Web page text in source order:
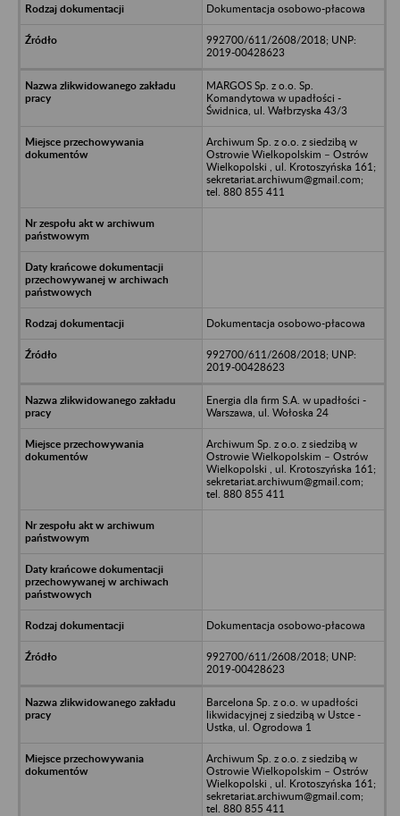
Dokumentacja osobowo-płacowa
992700/611/2608/2018; UNP:
2019-00428623
MARGOS Sp. z o.o. Sp.
Komandytowa w upadłości -
Świdnica, ul. Wałbrzyska 43/3
Archiwum Sp. z o.o. z siedzibą w
Ostrowie Wielkopolskim – Ostrów
Wielkopolski , ul. Krotoszyńska 161;
sekretariat.archiwum@gmail.com;
tel. 880 855 411
Dokumentacja osobowo-płacowa
992700/611/2608/2018; UNP:
2019-00428623
Energia dla firm S.A. w upadłości -
Warszawa, ul. Wołoska 24
Archiwum Sp. z o.o. z siedzibą w
Ostrowie Wielkopolskim – Ostrów
Wielkopolski , ul. Krotoszyńska 161;
sekretariat.archiwum@gmail.com;
tel. 880 855 411
Dokumentacja osobowo-płacowa
992700/611/2608/2018; UNP:
2019-00428623
Barcelona Sp. z o.o. w upadłości
likwidacyjnej z siedzibą w Ustce -
Ustka, ul. Ogrodowa 1
Archiwum Sp. z o.o. z siedzibą w
Ostrowie Wielkopolskim – Ostrów
Wielkopolski , ul. Krotoszyńska 161;
sekretariat.archiwum@gmail.com;
tel. 880 855 411